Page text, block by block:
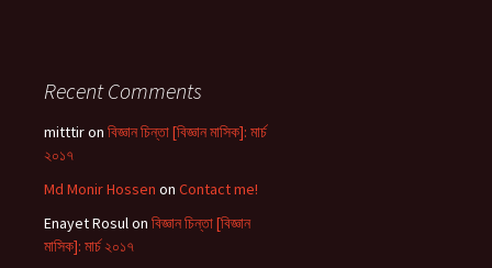
Recent Comments
mitttiron বিজ্ঞান চিন্তা [বিজ্ঞান মাসিক]: মার্চ
২০১৭
Md Monir Hossen on Contact me!
Enayet Rosulon বিজ্ঞান চিন্তা [বিজ্ঞান
মাসিক]: মার্চ ২০১৭